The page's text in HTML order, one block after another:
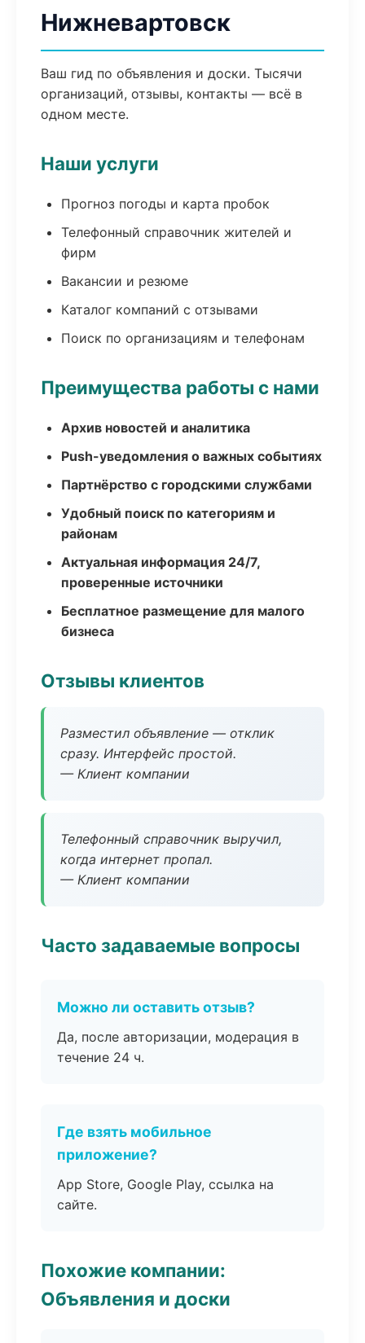
Нижневартовск
Ваш гид по объявления и доски. Тысячи
организаций, отзывы, контакты — всё в
одном месте.
Наши услуги
Прогноз погоды и карта пробок
Телефонный справочник жителей и
фирм
Вакансии и резюме
Каталог компаний с отзывами
Поиск по организациям и телефонам
Преимущества работы с нами
Архив новостей и аналитика
Push-уведомления о важных событиях
Партнёрство с городскими службами
Удобный поиск по категориям и
районам
Актуальная информация 24/7,
проверенные источники
Бесплатное размещение для малого
бизнеса
Отзывы клиентов
Разместил объявление — отклик
сразу. Интерфейс простой.
— Клиент компании
Телефонный справочник выручил,
когда интернет пропал.
— Клиент компании
Часто задаваемые вопросы
Можно ли оставить отзыв?
Да, после авторизации, модерация в
течение 24 ч.
Где взять мобильное
приложение?
App Store, Google Play, ссылка на
сайте.
Похожие компании:
Объявления и доски